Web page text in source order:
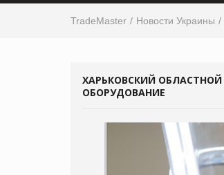
TradeMaster Новости Украины
ХАРЬКОВСКИЙ
ОБОРУДОВАНИЕ